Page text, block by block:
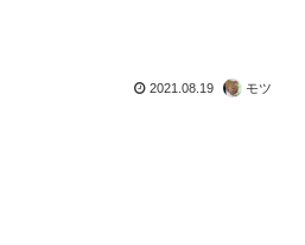
2021.08.19 モツ